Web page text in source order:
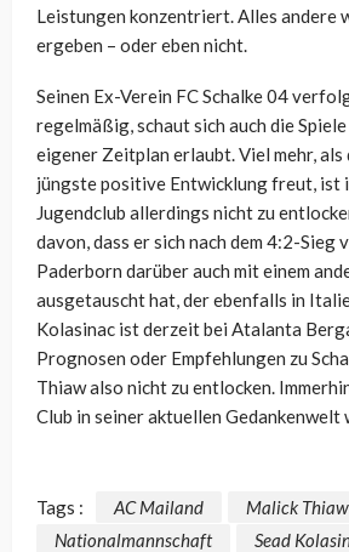
Leistungen konzentriert. Alles andere
ergeben – oder eben nicht.
Seinen Ex-Verein FC Schalke 04
regelmäßig, schaut sich auch die Spiele
eigener Zeitplan erlaubt. Viel mehr, als
jüngste positive Entwicklung freut, ist
Jugendclub allerdings nicht zu
davon, dass er sich nach dem 4:2-Sieg
Paderborn darüber auch mit einem
ausgetauscht hat, der ebenfalls in
Kolasinac ist derzeit bei Atalanta
Prognosen oder Empfehlungen zu
Thiaw also nicht zu entlocken.
Club in seiner aktuellen Gedankenwelt
Tags : AC Mailand
Malick Thiaw
Nationalmannschaft
Sead